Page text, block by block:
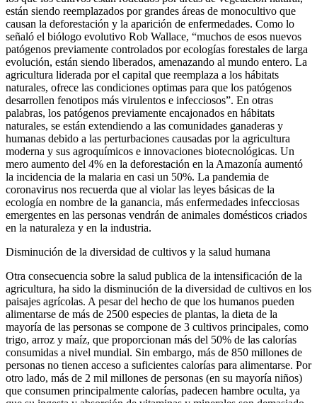
están siendo reemplazados por grandes áreas de monocultivo que
causan la deforestación y la aparición de enfermedades. Como lo
señaló el biólogo evolutivo Rob Wallace, “muchos de esos nuevos
patógenos previamente controlados por ecologías forestales de larga
evolución, están siendo liberados, amenazando al mundo entero. La
agricultura liderada por el capital que reemplaza a los hábitats
naturales, ofrece las condiciones optimas para que los patógenos
desarrollen fenotipos más virulentos e infecciosos”. En otras
palabras, los patógenos previamente encajonados en hábitats
naturales, se están extendiendo a las comunidades ganaderas y
humanas debido a las perturbaciones causadas por la agricultura
moderna y sus agroquímicos e innovaciones biotecnológicas. Un
mero aumento del 4% en la deforestación en la Amazonía aumentó
la incidencia de la malaria en casi un 50%. La pandemia de
coronavirus nos recuerda que al violar las leyes básicas de la
ecología en nombre de la ganancia, más enfermedades infecciosas
emergentes en las personas vendrán de animales domésticos criados
en la naturaleza y en la industria.
Disminución de la diversidad de cultivos y la salud humana
Otra consecuencia sobre la salud publica de la intensificación de la
agricultura, ha sido la disminución de la diversidad de cultivos en los
paisajes agrícolas. A pesar del hecho de que los humanos pueden
alimentarse de más de 2500 especies de plantas, la dieta de la
mayoría de las personas se compone de 3 cultivos principales, como
trigo, arroz y maíz, que proporcionan más del 50% de las calorías
consumidas a nivel mundial. Sin embargo, más de 850 millones de
personas no tienen acceso a suficientes calorías para alimentarse. Por
otro lado, más de 2 mil millones de personas (en su mayoría niños)
que consumen principalmente calorías, padecen hambre oculta, ya